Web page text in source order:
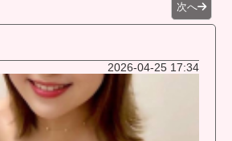
次へ
2026-04-25 17:34